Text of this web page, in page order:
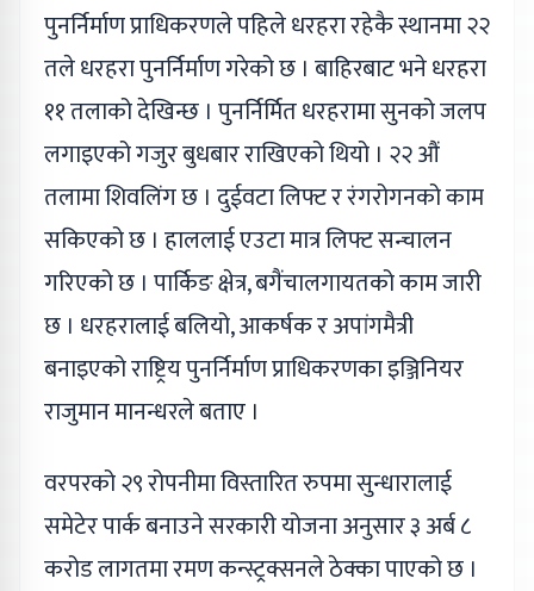
पुनर्निर्माण प्राधिकरणले पहिले धरहरा रहेकै स्थानमा २२
तले धरहरा पुनर्निर्माण गरेको छ । बाहिरबाट भने धरहरा
११ तलाको देखिन्छ । पुनर्निर्मित धरहरामा सुनको जलप
लगाइएको गजुर बुधबार राखिएको थियो । २२ औं
तलामा शिवलिंग छ । दुईवटा लिफ्ट र रंगरोगनको काम
सकिएको छ । हाललाई एउटा मात्र लिफ्ट सन्चालन
गरिएको छ । पार्किङ क्षेत्र, बगैंचालगायतको काम जारी
छ । धरहरालाई बलियो, आकर्षक र अपांगमैत्री
बनाइएको राष्ट्रिय पुनर्निर्माण प्राधिकरणका इञ्जिनियर
राजुमान मानन्धरले बताए ।
वरपरको २९ रोपनीमा विस्तारित रुपमा सुन्धारालाई
समेटेर पार्क बनाउने सरकारी योजना अनुसार ३ अर्ब ८
करोड लागतमा रमण कन्स्ट्रक्सनले ठेक्का पाएको छ ।